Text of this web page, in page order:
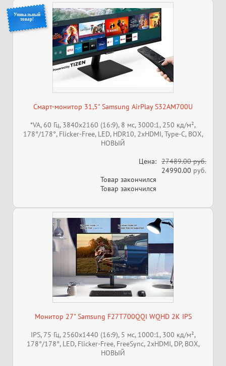
Уникальный
товар!
Смарт-монитор 31,5" Samsung AirPlay S32AM700U
*VA, 60 Гц, 3840x2160 (16:9), 8 мс, 3000:1, 250 кд/м²,
178°/178°, Flicker-Free, LED, HDR10, 2xHDMI, Type-C, ВОХ,
НОВЫЙ
Цена: 27489.00 руб.
24990.00 руб.
Товар закончился
Товар закончился
Монитор 27" Samsung F27T700QQI WQHD 2К IPS
IPS, 75 Гц, 2560x1440 (16:9), 5 мс, 1000:1, 300 кд/м²,
178°/178°, LED, Flicker-Free, FreeSync, 2xHDMI, DP, ВОХ,
НОВЫЙ